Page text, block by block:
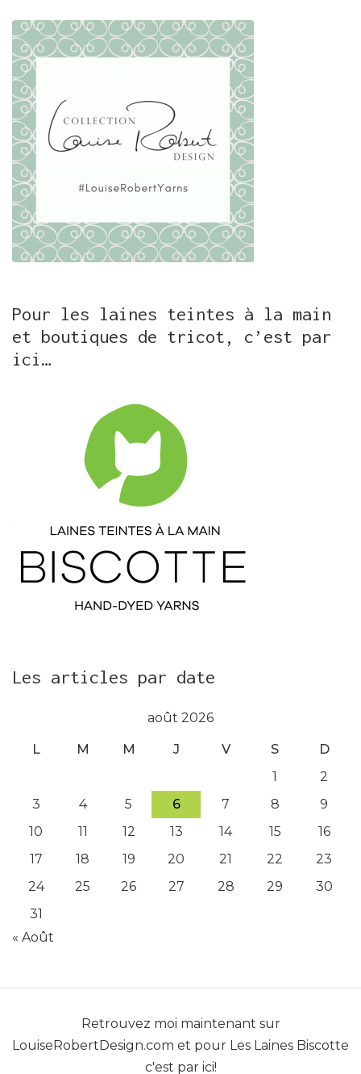
Pour les laines teintes à la main
et boutiques de tricot, c’est par
ici…
Les articles par date
août 2026
L M M J V S
D
1
2
3
4 5 6 7 8
9
10
11 12 13 14 15
16
17
18 19 20 21 22
23
24
25 26 27 28 29
30
31
« Août
Retrouvez moi maintenant sur
LouiseRobertDesign.com et pour Les Laines Biscotte
c'est par ici!